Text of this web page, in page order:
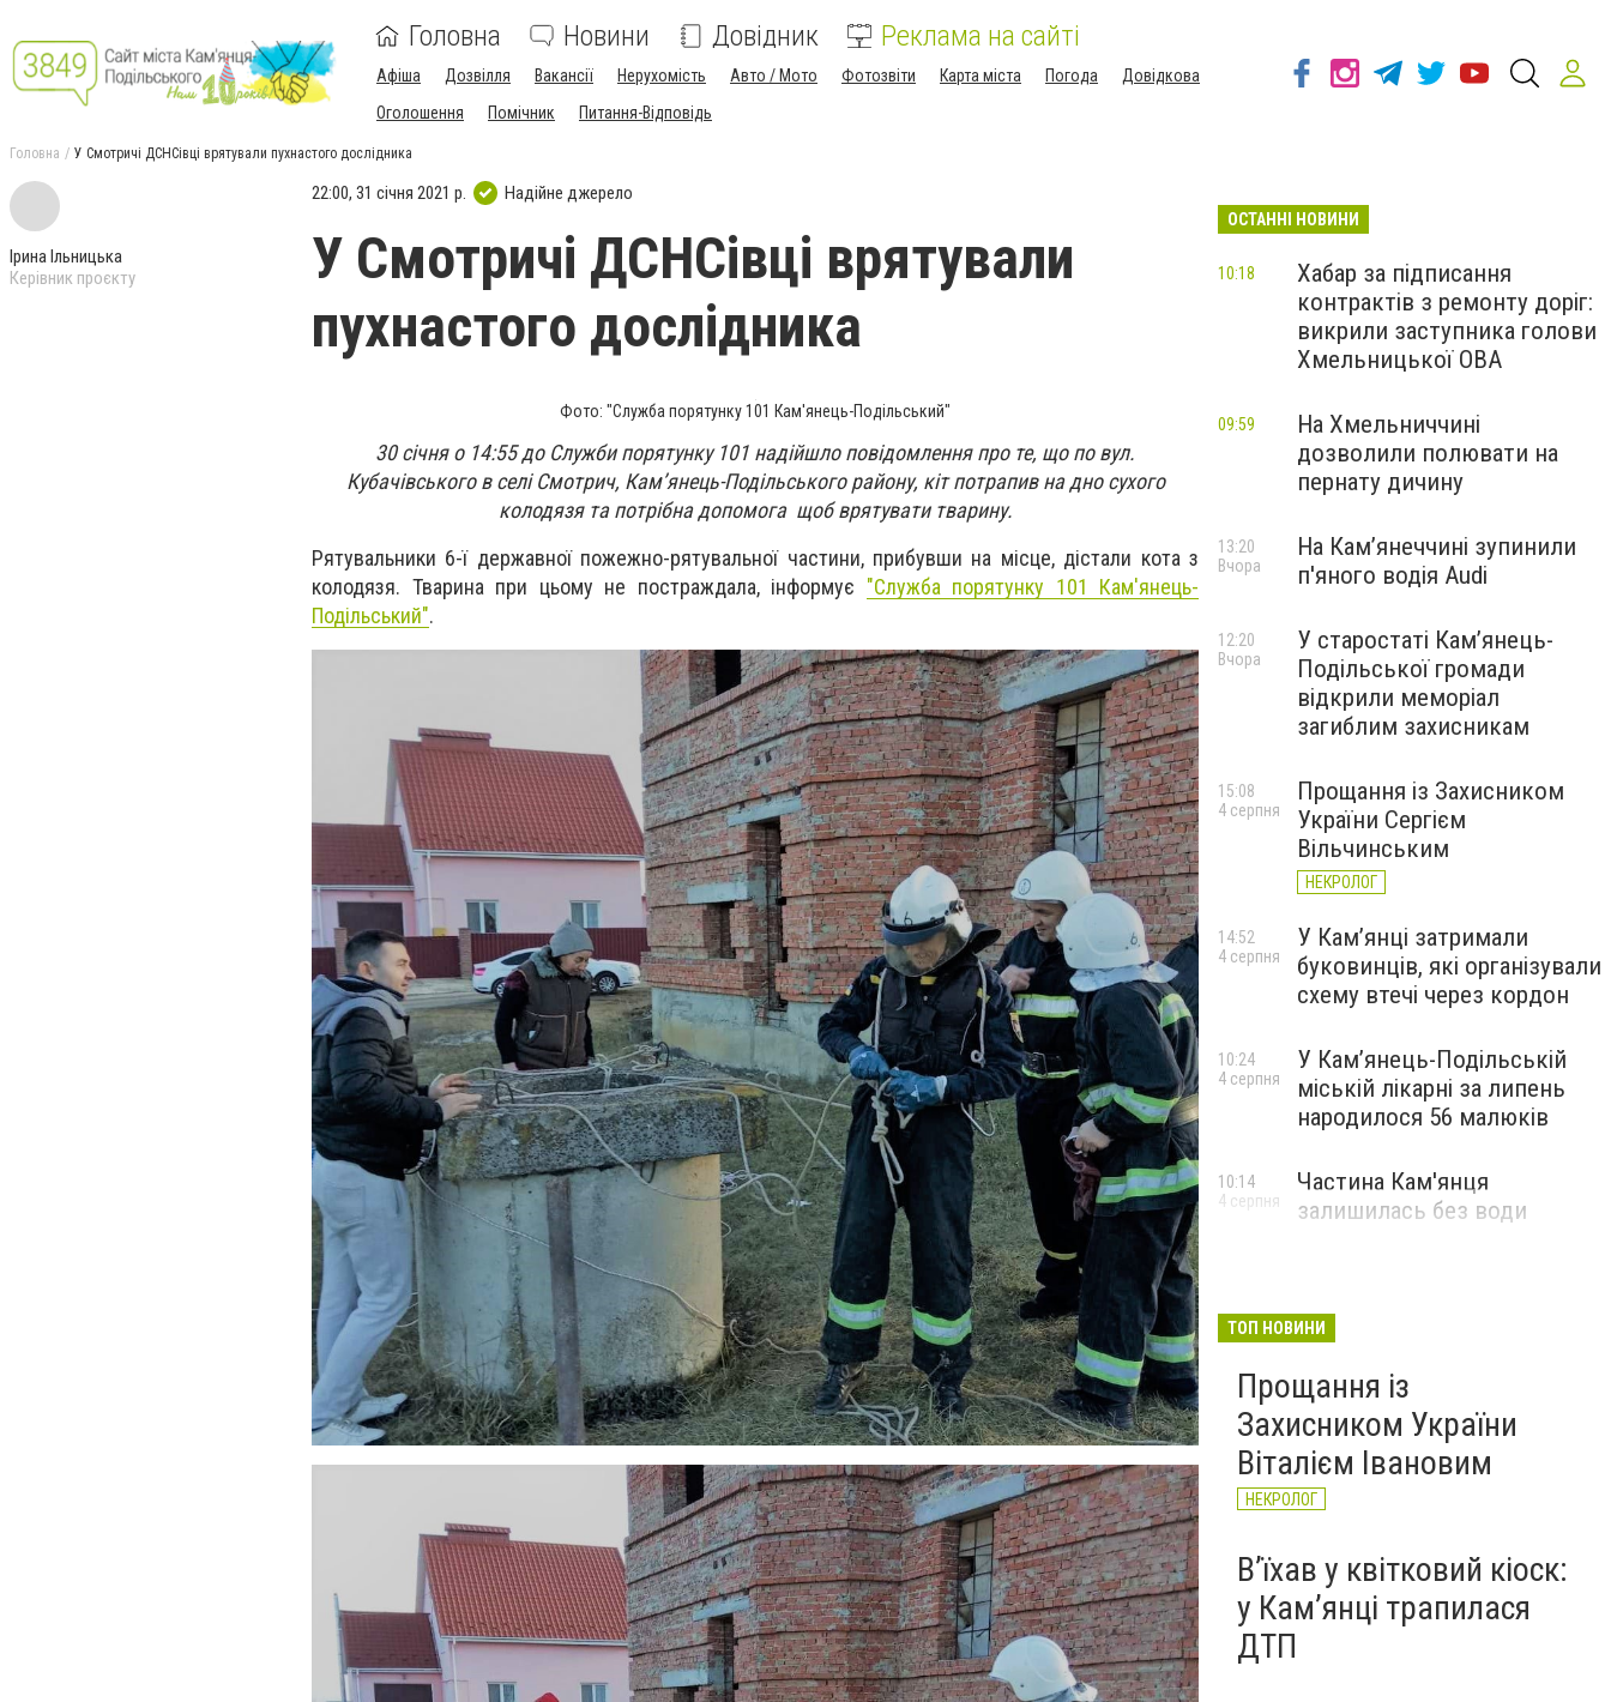
Головна Новини Довідник Реклама на сайті
Афіша Дозвілля Вакансії Нерухомість Авто / Мото Фотозвіти Карта міста Погода
Довідкова
Оголошення
Помічник Питання-Відповідь
Головна У Смотричі ДСНСівці врятували пухнастого дослідника
Ірина Ільницька
Керівник проєкту
22:00, 31 січня 2021 р. Надійне джерело
У Смотричі ДСНСівці врятували
пухнастого дослідника
Фото: "Служба порятунку 101 Кам'янець-Подільський"
30 січня о 14:55 до Служби порятунку 101 надійшло повідомлення про те, що по вул.
Кубачівського в селі Смотрич, Кам’янець-Подільського району, кіт потрапив на дно сухого
колодязя та потрібна допомога щоб врятувати тварину.
Рятувальники 6-ї державної пожежно-рятувальної частини, прибувши на місце, дістали кота з
колодязя. Тварина при цьому не постраждала, інформує "Служба порятунку 101 Кам'янець-
Подільський".
ОСТАННІ НОВИНИ
Хабар за підписання
контрактів з ремонту доріг:
викрили заступника голови
Хмельницької ОВА
10:18
На Хмельниччині
дозволили полювати на
пернату дичину
09:59
На Камʼянеччині зупинили
п'яного водія Audi
13:20
Вчора
У старостаті Кам’янець-
Подільської громади
відкрили меморіал
загиблим захисникам
12:20
Вчора
Прощання із Захисником
України Сергієм
Вільчинським
НЕКРОЛОГ
15:08
4 серпня
У Кам’янці затримали
буковинців, які організували
схему втечі через кордон
14:52
4 серпня
У Кам’янець-Подільській
міській лікарні за липень
народилося 56 малюків
10:24
4 серпня
Частина Кам'янця
залишилась без води
10:14
4 серпня
ТОП НОВИНИ
Прощання із
Захисником України
Віталієм Івановим
НЕКРОЛОГ
Вʼїхав у квітковий кіоск:
у Камʼянці трапилася
ДТП